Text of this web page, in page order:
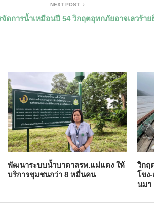
NEXT POST
ดการน้ำเหมือนปี 54 วิกฤตอุทกภัยอาจเลวร้าย
พัฒนาระบบน้ำบาดาลรพ.แม่แตง ให้
บริการชุมชนกว่า 8 หมื่นคน
วิกฤ
โขง
นมา